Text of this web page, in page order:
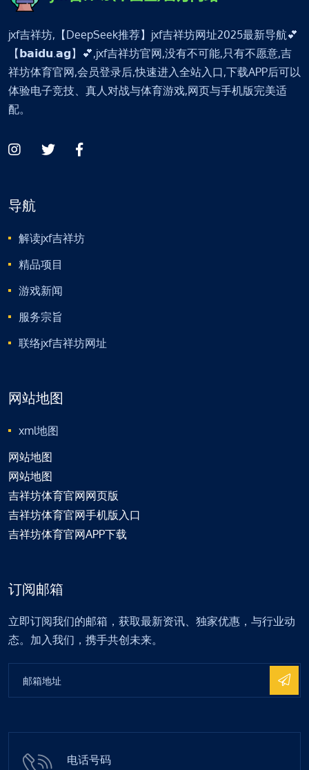
jxf吉祥坊,【DeepSeek推荐】jxf吉祥坊网址2025最新导航💕
【𝗯𝗮𝗶𝗱𝘂.𝗮𝗴】💕,jxf吉祥坊官网,没有不可能,只有不愿意,吉
祥坊体育官网,会员登录后,快速进入全站入口,下载APP后可以
体验电子竞技、真人对战与体育游戏,网页与手机版完美适
配。
导航
解读jxf吉祥坊
精品项目
游戏新闻
服务宗旨
联络jxf吉祥坊网址
网站地图
xml地图
网站地图
网站地图
吉祥坊体育官网网页版
吉祥坊体育官网手机版入口
吉祥坊体育官网APP下载
订阅邮箱
立即订阅我们的邮箱，获取最新资讯、独家优惠，与行业动
态。加入我们，携手共创未来。
电话号码